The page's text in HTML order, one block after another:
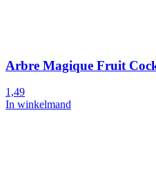
Arbre Magique Fruit
1,49
In winkelmand